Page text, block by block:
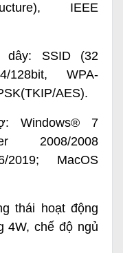
IEEE
dây: SSID (32
128bit, WPA-
AES).
Windows® 7
2008/2008
2019; MacOS
thái hoạt động
4W, chế độ ngủ